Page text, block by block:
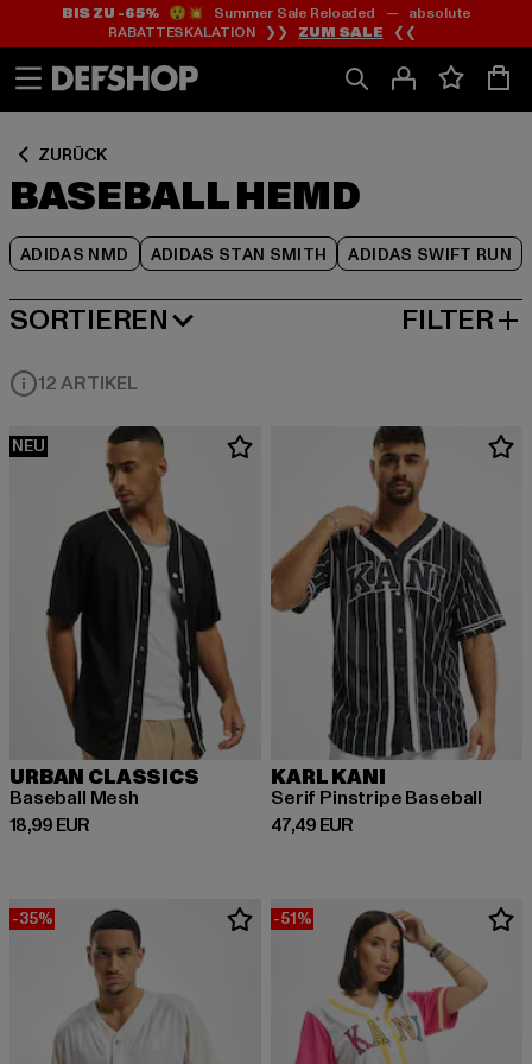
Zum
Inhalt
springen
Zum
Fußzeile
springen
BIS ZU -65%😲💥 Summer Sale Reloaded — absolute
RABATTESKALATION ❯❯ ZUM SALE ❮❮
ZURÜCK
BASEBALL HEMD
ADIDAS NMD ADIDAS STAN SMITH ADIDAS SWIFT RUN
Zum
Produktraster
springen
SORTIEREN
BELIEBTESTE FILTER
12 ARTIKEL
NEU
URBAN CLASSICS
Baseball Mesh
18,99 EUR
Derzeitiger Preis: 18,99 EUR
KARL KANI
Serif Pinstripe Baseball
47,49 EUR
Derzeitiger Preis: 47,49 EUR
-35% -51%